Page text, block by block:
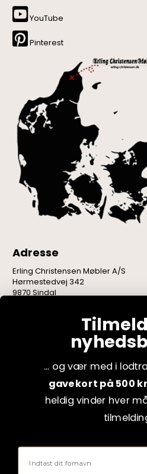
YouTube
Pinterest
Adresse
Erling Christensen Møbler A/S
Hørmestedvej 342
9870 Sindal
... og vær med i
gavekort på 500
heldig vinder hver
Fornavn